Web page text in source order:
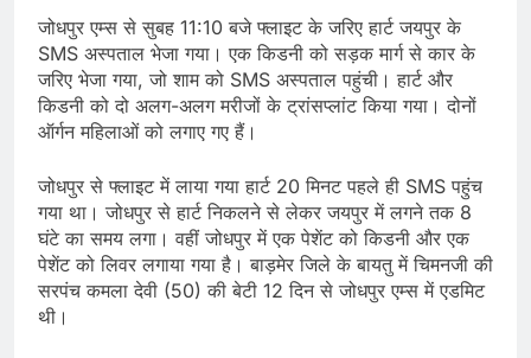
जोधपुर एम्स से सुबह 11:10 बजे फ्लाइट के जरिए हार्ट जयपुर के
SMS अस्पताल भेजा गया। एक किडनी को सड़क मार्ग से कार के
जरिए भेजा गया, जो शाम को SMS अस्पताल पहुंची। हार्ट और
किडनी को दो अलग-अलग मरीजों के ट्रांसप्लांट किया गया। दोनों
ऑर्गन महिलाओं को लगाए गए हैं।
जोधपुर से फ्लाइट में लाया गया हार्ट 20 मिनट पहले ही SMS पहुंच
गया था। जोधपुर से हार्ट निकलने से लेकर जयपुर में लगने तक 8
घंटे का समय लगा। वहीं जोधपुर में एक पेशेंट को किडनी और एक
पेशेंट को लिवर लगाया गया है। बाड़मेर जिले के बायतु में चिमनजी की
सरपंच कमला देवी (50) की बेटी 12 दिन से जोधपुर एम्स में एडमिट
थी।